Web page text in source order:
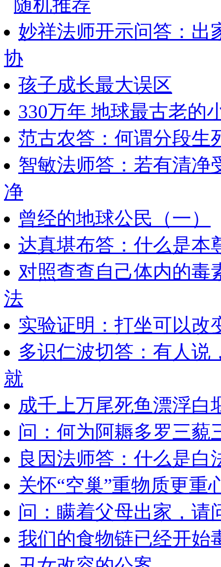
随机推荐
妙祥法师开示问答：出
协
孩子成长最大误区
330万年 地球最古老的
范古农答：何谓分段生
智敏法师答：若有清净
净
曾经的地球公民（一）
达真堪布答：什么是本
对照查查自己体内的毒
法
实验证明：打坐可以改
多识仁波切答：有人说
就
成千上万尾死鱼漂浮白
问：何为阿耨多罗三藐
良因法师答：什么是白
关怀“空巢”重物质更重
问：瞒着父母出家，请
我们的食物链已经开始